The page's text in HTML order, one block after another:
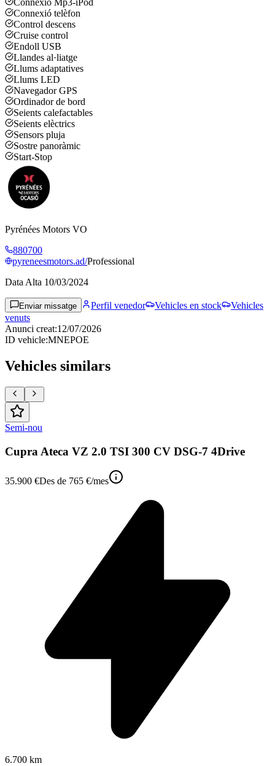
Connexió Mp3-iPod
Connexió telèfon
Control descens
Cruise control
Endoll USB
Llandes al·liatge
Llums adaptatives
Llums LED
Navegador GPS
Ordinador de bord
Seients calefactables
Seients elèctrics
Sensors pluja
Sostre panoràmic
Start-Stop
Pyrénées Motors VO
880700
pyreneesmotors.ad/Professional
Data Alta 10/03/2024
Enviar missatge Perfil venedor Vehicles en stock
Vehicles
venuts
Anunci creat:12/07/2026
ID vehicle:MNEPOE
Vehicles similars
Semi-nou
Cupra Ateca VZ 2.0 TSI 300 CV DSG-7 4Drive
35.900 €Des de 765 €/mes
6.700 km